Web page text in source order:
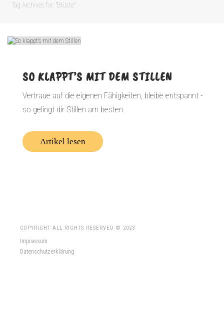
Tag Archives for: "Brüste"
SO KLAPPT’S MIT DEM STILLEN
Vertraue auf die eigenen Fähigkeiten, bleibe entspannt -
so gelingt dir Stillen am besten.
Artikel lesen
COPYRIGHT ALL RIGHTS RESERVED © 2023
Impressum
Datenschutzerklärung